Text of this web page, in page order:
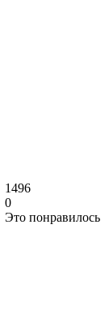
1496
0
Это понравилось